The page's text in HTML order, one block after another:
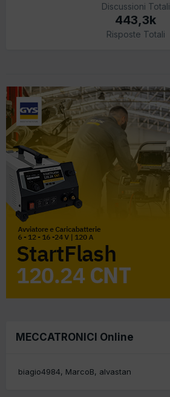
Discussioni Totali
443,3k
Risposte Totali
MECCATRONICI Online
biagio4984 MarcoB alvastan